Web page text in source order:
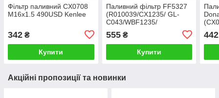
Фільтр паливний СX0708
M16x1.5 490USD Kenlee
342 ₴
Купити
Паливний фільтр FF5327
(R010039/CX1235/ GL-
C043/WBF1235/
803164662) Різьба M16 x
1.5
555₴
Купити
1.5
442
Акційні пропозиції та новинки